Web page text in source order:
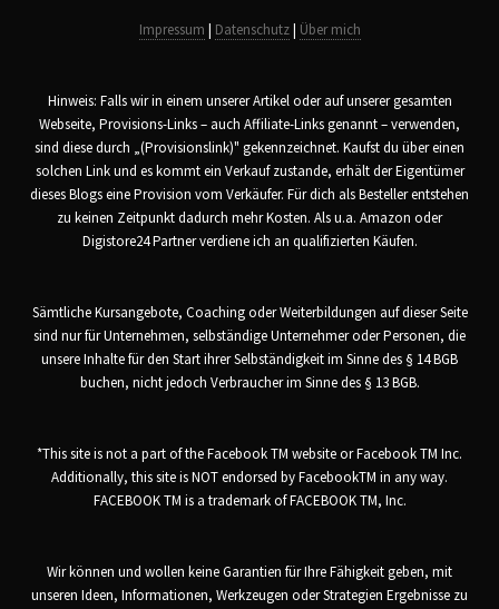
Impressum | Datenschutz| Über mich
Hinweis: Falls wir in einem unserer Artikel oder auf unserer gesamten
Webseite, Provisions-Links – auch Affiliate-Links genannt – verwenden,
sind diese durch „(Provisionslink)" gekennzeichnet. Kaufst du über einen
solchen Link und es kommt ein Verkauf zustande, erhält der Eigentümer
dieses Blogs eine Provision vom Verkäufer. Für dich als Besteller entstehen
zu keinen Zeitpunkt dadurch mehr Kosten. Als u.a. Amazon oder
Digistore24 Partner verdiene ich an qualifizierten Käufen.
Sämtliche Kursangebote, Coaching oder Weiterbildungen auf dieser Seite
sind nur für Unternehmen, selbständige Unternehmer oder Personen, die
unsere Inhalte für den Start ihrer Selbständigkeit im Sinne des § 14 BGB
buchen, nicht jedoch Verbraucher im Sinne des § 13 BGB.
*This site is not a part of the Facebook TM website or Facebook TM Inc.
Additionally, this site is NOT endorsed by FacebookTM in any way.
FACEBOOK TM is a trademark of FACEBOOK TM, Inc.
Wir können und wollen keine Garantien für Ihre Fähigkeit geben, mit
unseren Ideen, Informationen, Werkzeugen oder Strategien Ergebnisse zu